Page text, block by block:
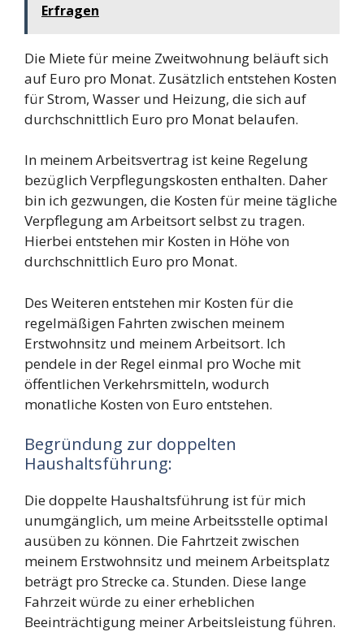
Erfragen
Die Miete für meine Zweitwohnung beläuft sich
auf Euro pro Monat. Zusätzlich entstehen Kosten
für Strom, Wasser und Heizung, die sich auf
durchschnittlich Euro pro Monat belaufen.
In meinem Arbeitsvertrag ist keine Regelung
bezüglich Verpflegungskosten enthalten. Daher
bin ich gezwungen, die Kosten für meine tägliche
Verpflegung am Arbeitsort selbst zu tragen.
Hierbei entstehen mir Kosten in Höhe von
durchschnittlich Euro pro Monat.
Des Weiteren entstehen mir Kosten für die
regelmäßigen Fahrten zwischen meinem
Erstwohnsitz und meinem Arbeitsort. Ich
pendele in der Regel einmal pro Woche mit
öffentlichen Verkehrsmitteln, wodurch
monatliche Kosten von Euro entstehen.
Begründung zur doppelten
Haushaltsführung:
Die doppelte Haushaltsführung ist für mich
unumgänglich, um meine Arbeitsstelle optimal
ausüben zu können. Die Fahrtzeit zwischen
meinem Erstwohnsitz und meinem Arbeitsplatz
beträgt pro Strecke ca. Stunden. Diese lange
Fahrzeit würde zu einer erheblichen
Beeinträchtigung meiner Arbeitsleistung führen.